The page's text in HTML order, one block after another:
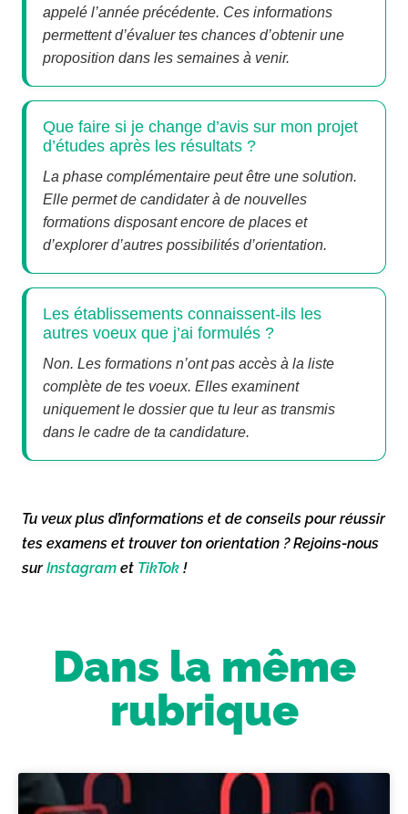
appelé l’année précédente. Ces informations
permettent d’évaluer tes chances d’obtenir une
proposition dans les semaines à venir.
Que faire si je change d’avis sur mon projet
d’études après les résultats ?
La phase complémentaire peut être une solution.
Elle permet de candidater à de nouvelles
formations disposant encore de places et
d’explorer d’autres possibilités d’orientation.
Les établissements connaissent-ils les
autres voeux que j’ai formulés ?
Non. Les formations n’ont pas accès à la liste
complète de tes voeux. Elles examinent
uniquement le dossier que tu leur as transmis
dans le cadre de ta candidature.
Tu veux plus d’informations et de conseils pour réussir
tes examens et trouver ton orientation ? Rejoins-nous
surInstagram et TikTok !
Dans la même
rubrique